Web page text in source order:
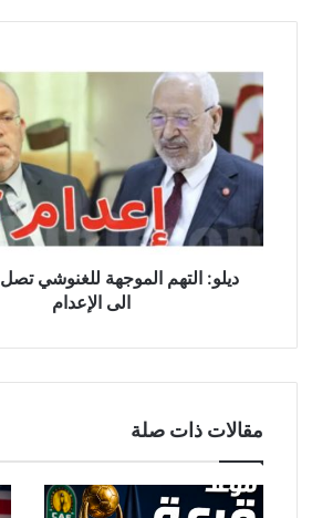
التهم
الموجهة
للغنوشي
تصل
عقوبتها
الى
الإعدام
ديلو: التهم الموجهة للغنوشي تصل
الى الإعدام
مقالات ذات صلة